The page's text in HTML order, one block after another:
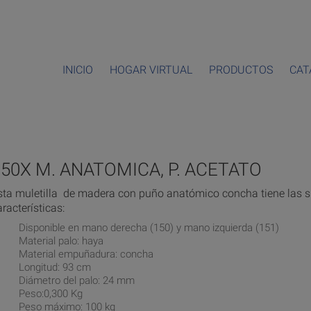
INICIO HOGAR VIRTUAL PRODUCTOS
M. ANATOMICA, P. ACETATO
muletilla de madera con puño anatómico concha tiene las
Disponible en mano derecha (150) y mano izquierda (151)
Material palo: haya
Material empuñadura: concha
Longitud: 93 cm
Diámetro del palo: 24 mm
Peso:0,300 Kg
Peso máximo: 100 kg